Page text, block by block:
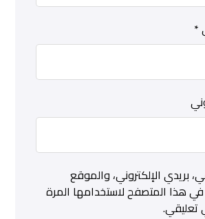
*
بريدي الإلكتروني، والموقع
في هذا المتصفح لاستخدامها المرة
تعليقي.